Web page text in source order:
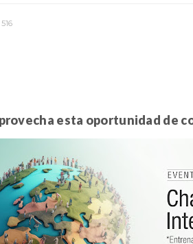
516
esta oportunidad de